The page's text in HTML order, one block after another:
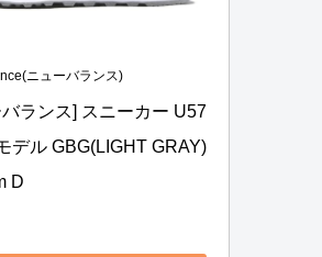
ニューバランス)
バランス] スニーカー U57
デル GBG(LIGHT GRAY)
D